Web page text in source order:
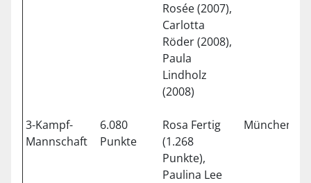
Rosée (2007),
Carlotta
Röder (2008),
Paula
Lindholz
(2008)
3-Kampf-
Mannschaft
6.080
Punkte
Rosa Fertig
(1.268
Punkte),
Paulina Lee
München